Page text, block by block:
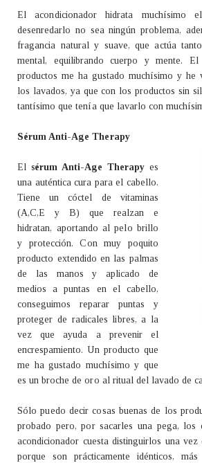
El acondicionador hidrata
desenredarlo no sea ningún problema,
fragancia natural y suave, que actúa
mental, equilibrando cuerpo y mente.
productos me ha gustado muchísimo y he
los lavados, ya que con los productos sin
tantísimo que tenía que lavarlo con
Sérum Anti-Age Therapy
El sérum Anti-Age Therapy es
una auténtica cura para el cabello.
Tiene un cóctel de vitaminas
(A,C,E y B) que realzan e
hidratan, aportando al pelo brillo
y protección. Con muy poquito
producto extendido en las palmas
de las manos y aplicado de
medios a puntas en el cabello,
conseguimos reparar puntas y
proteger de radicales libres, a la
vez que ayuda a prevenir el
encrespamiento. Un producto que
me ha gustado muchísimo y que
es un broche de oro al ritual del lavado de
Sólo puedo decir cosas buenas de los
probado pero, por sacarles una pega, los
acondicionador cuesta distinguirlos una vez
porque son prácticamente idénticos,